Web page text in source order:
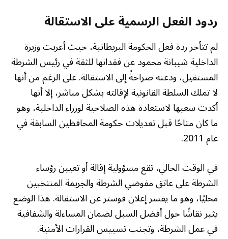
ردود الفعل الرسمية على الاستقالة
لم تتأخر ردة فعل الحكومة البريطانية، حيث أعربت وزيرة
الداخلية شيبانة محمود عن فقدانها للثقة في رئيس الشرطة
المستقيل، ودعته صراحةً إلى الاستقالة. على الرغم من أنها
لا تملك السلطة القانونية لإقالته بشكل مباشر، إلا أنها
أكدت سعيها لاستعادة هذه الصلاحية لوزراء الداخلية، وهو
ما كان متاحًا قبل تعديلات حكومة المحافظين السابقة في
عام 2011.
في الوقت الحالي، تقع مسؤولية إقالة أو تعيين رؤساء
الشرطة على عاتق مفوضي الشرطة والجريمة المنتخبين
محليًا، وهو ما يفسر إعلان فوستر عن الاستقالة. هذا الوضع
يثير نقاشًا حول أفضل السبل لضمان المساءلة والشفافية
في عمل الشرطة، وتجنب تسييس القرارات الأمنية.